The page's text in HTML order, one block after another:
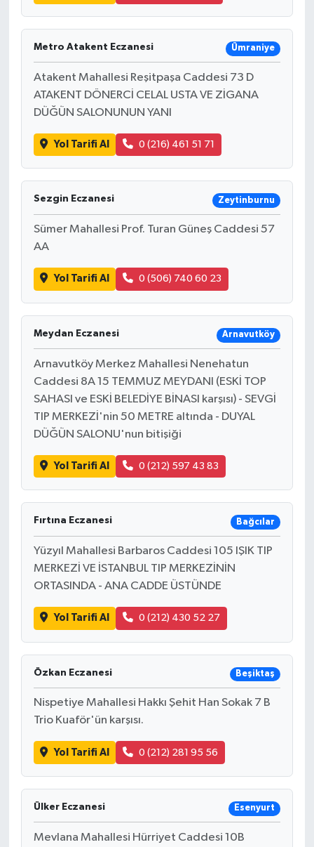
Metro Atakent Eczanesi Ümraniye
Atakent Mahallesi Reşitpaşa Caddesi 73 D
ATAKENT DÖNERCİ CELAL USTA VE ZİGANA
DÜĞÜN SALONUNUN YANI
Yol Tarifi Al 0 (216) 461 51 71
Sezgin Eczanesi Zeytinburnu
Sümer Mahallesi Prof. Turan Güneş Caddesi 57
AA
Yol Tarifi Al 0 (506) 740 60 23
Meydan Eczanesi Arnavutköy
Arnavutköy Merkez Mahallesi Nenehatun
Caddesi 8A 15 TEMMUZ MEYDANI (ESKİ TOP
SAHASI ve ESKİ BELEDİYE BİNASI karşısı) - SEVGİ
TIP MERKEZİ'nin 50 METRE altında - DUYAL
DÜĞÜN SALONU'nun bitişiği
Yol Tarifi Al 0 (212) 597 43 83
Fırtına Eczanesi Bağcılar
Yüzyıl Mahallesi Barbaros Caddesi 105 IŞIK TIP
MERKEZİ VE İSTANBUL TIP MERKEZİNİN
ORTASINDA - ANA CADDE ÜSTÜNDE
Yol Tarifi Al 0 (212) 430 52 27
Özkan Eczanesi Beşiktaş
Nispetiye Mahallesi Hakkı Şehit Han Sokak 7 B
Trio Kuaför'ün karşısı.
Yol Tarifi Al 0 (212) 281 95 56
Ülker Eczanesi Esenyurt
Mevlana Mahallesi Hürriyet Caddesi 10B